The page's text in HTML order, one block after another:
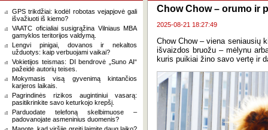
GPS trikdžiai: kodėl robotas vejapjovė gali
išvažiuoti iš kiemo?
VAATC oficialiai susigrąžina Vilniaus MBA
gamyklos teritorijos valdymą.
Lengvi pinigai, dovanos ir nekaltos
užduotys: kaip verbuojami vaikai?
Vokietijos teismas: DI bendrovė „Suno AI“
pažeidė autorių teises.
Mokymasis visą gyvenimą kintančios
karjeros laikais.
Pagrindinės rizikos augintiniui vasarą:
pasitikrinkite savo keturkojo krepšį.
Parduodate telefoną skelbimuose –
padovanojate asmeninius duomenis?
Chow Chow – orumo ir
2025-08-21 18:27:49
Chow Chow – viena seniausių
išvaizdos bruožu – mėlynu
kuris puikiai žino savo vertę ir